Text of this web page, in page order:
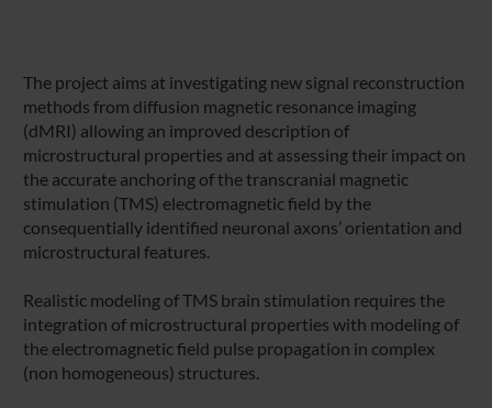
The project aims at investigating new signal reconstruction
methods from diffusion magnetic resonance imaging
(dMRI) allowing an improved description of
microstructural properties and at assessing their impact on
the accurate anchoring of the transcranial magnetic
stimulation (TMS) electromagnetic field by the
consequentially identified neuronal axons’ orientation and
microstructural features.
Realistic modeling of TMS brain stimulation requires the
integration of microstructural properties with modeling of
the electromagnetic field pulse propagation in complex
(non homogeneous) structures.